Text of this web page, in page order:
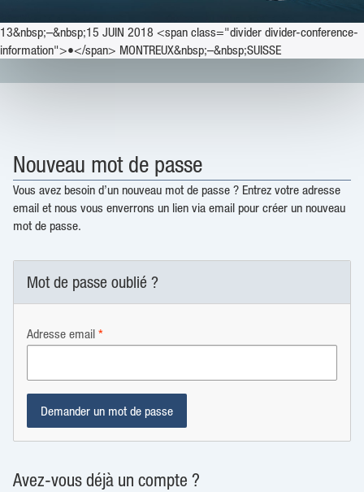
13&nbsp;–&nbsp;15 JUIN 2018 <span class="divider divider-conference-
information">•</span> MONTREUX&nbsp;–&nbsp;SUISSE
Nouveau mot de passe
Vous avez besoin d’un nouveau mot de passe ? Entrez votre adresse
email et nous vous enverrons un lien via email pour créer un nouveau
mot de passe.
Mot de passe oublié ?
Adresse email
Avez-vous déjà un compte ?